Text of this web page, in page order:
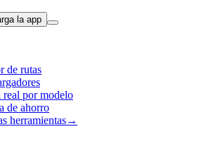
la app
de rutas
por modelo
de ahorro
herramientas→